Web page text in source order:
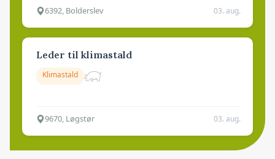
6392, Bolderslev 03. aug.
Leder til klimastald
Klimastald
9670, Løgstør 03. aug.